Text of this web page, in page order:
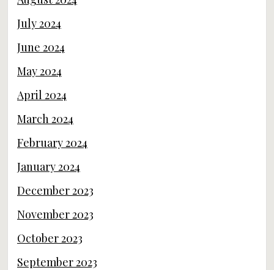
July 2024
June 2024
May 2024
April 2024
March 2024
February 2024
January 2024
December 2023
November 2023
October 2023
September 2023